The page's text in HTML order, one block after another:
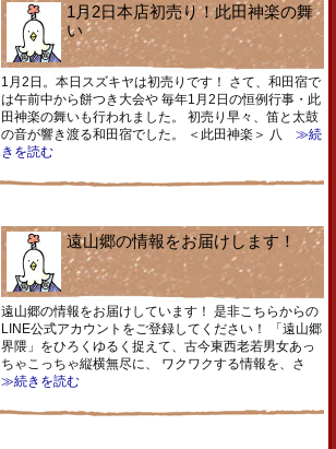
1月2日本店初売り！此田神楽の舞
い
1月2日。本日スズキヤは初売りです！ さて、和田宿で
は午前中から餅つき大会や 毎年1月2日の恒例行事・此
田神楽の舞いも行われました。 初売り早々、笛と太鼓
の音が響き渡る和田宿でした。 ＜此田神楽＞ 八
≫続
きを読む
遠山郷の情報をお届けします！
遠山郷の情報をお届けしています！ 是非こちらからの
LINE公式アカウントをご登録してください！ 「遠山郷
界隈」をひろくゆるく捉えて、古今東西老若男女あっ
ちゃこっちゃ縦横無尽に、 ワクワクする情報を、さ
≫続きを読む